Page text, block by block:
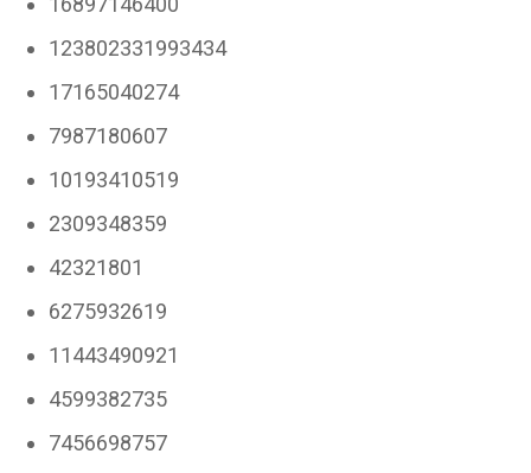
123802331993434
17165040274
7987180607
10193410519
2309348359
42321801
6275932619
11443490921
4599382735
7456698757